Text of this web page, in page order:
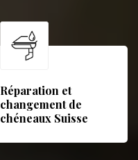
Réparation et
changement de
chéneaux Suisse